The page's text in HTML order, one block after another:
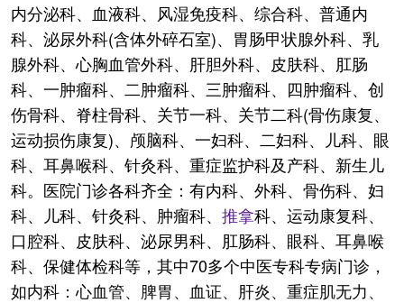
内分泌科、血液科、风湿免疫科、综合科、普通内
科、泌尿外科(含体外碎石室)、胃肠甲状腺外科、乳
腺外科、心胸血管外科、肝胆外科、皮肤科、肛肠
科、一肿瘤科、二肿瘤科、三肿瘤科、四肿瘤科、创
伤骨科、脊柱骨科、关节一科、关节二科(骨伤康复、
运动损伤康复)、颅脑科、一妇科、二妇科、儿科、眼
科、耳鼻喉科、针灸科、重症监护科及产科、新生儿
科。医院门诊各科齐全：有内科、外科、骨伤科、妇
科、儿科、针灸科、肿瘤科、 推拿科、运动康复科、
口腔科、皮肤科、泌尿男科、肛肠科、眼科、耳鼻喉
科、保健体检科等，其中70多个中医专科专病门诊，
如内科：心血管、脾胃、血证、肝炎、重症肌无力、